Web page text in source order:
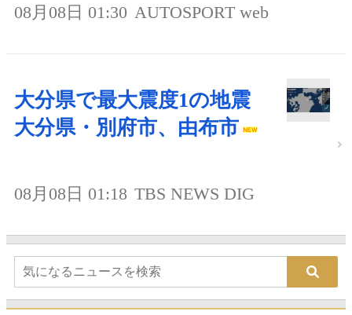
08月08日 01:30 AUTOSPORT web
大分県で最大震度1の地震
大分県・別府市、由布市
08月08日 01:18 TBS NEWS DIG